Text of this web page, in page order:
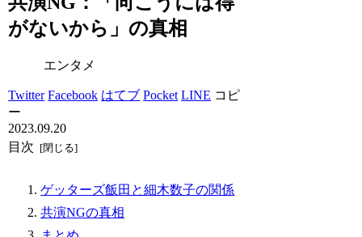
がないから」の真相
エンタメ
Twitter Facebook はてブ Pocket LINE コピ
ー
2023.09.20
目次
ゲッターズ飯田と細木数子の関係
共演NGの真相